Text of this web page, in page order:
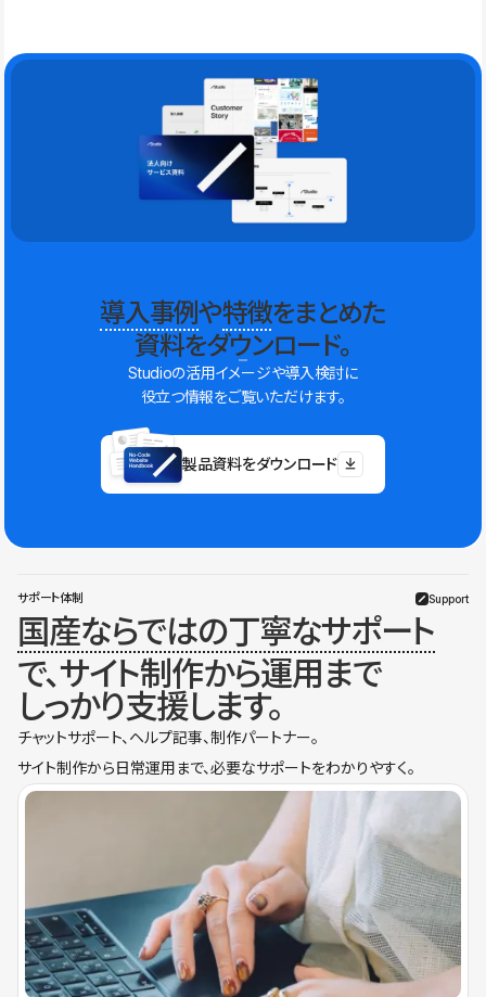
導入事例や特徴をまとめた
資料をダウンロード。
Studioの活用イメージや導入検討に
役立つ情報をご覧いただけます。
製品資料をダウンロード
サポート体制 Support
国産ならではの丁寧なサポート
で、サイト制作から運用まで
しっかり支援します。
チャットサポート、ヘルプ記事、制作パートナー。
サイト制作から日常運用まで、必要なサポートをわかりやすく。